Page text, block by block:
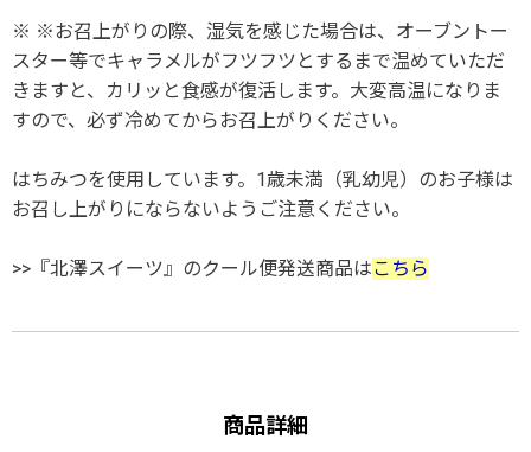
※ ※お召上がりの際、湿気を感じた場合は、オーブントー
スター等でキャラメルがフツフツとするまで温めていただ
きますと、カリッと食感が復活します。大変高温になりま
すので、必ず冷めてからお召上がりください。
はちみつを使用しています。1歳未満（乳幼児）のお子様は
お召し上がりにならないようご注意ください。
>>『北澤スイーツ』のクール便発送商品はこちら
商品詳細